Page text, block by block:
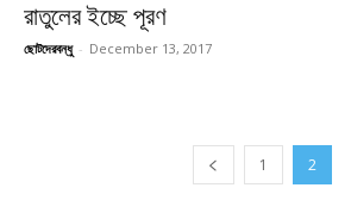
রাতুলের ইচ্ছে পূরণ
ছোটদেরবন্ধু - December 13, 2017
1 2